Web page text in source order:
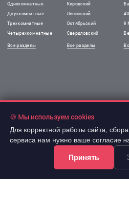
Однокомнатные
Двухкомнатные
Трехкомнатные
Четырехкомнатные
Все разделы
Кировский
Ленинский
Октябрьский
Свердловский
Все разделы
9
!Информация на сайте не является публичной
Все права защищены. При использовании
материалов сайта обязательна гиперссылка.
🍪 Мы используем cookies
Для корректной работы сайта,
сервиса нам нужно ваше согласие
Принять